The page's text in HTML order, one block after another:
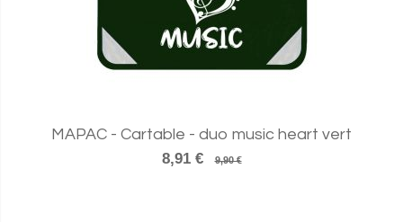
MAPAC - Cartable - duo music heart vert
8,91 €
9,90 €